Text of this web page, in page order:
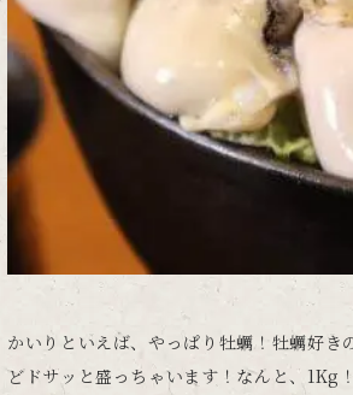
かいりといえば、やっぱり牡蠣！牡蠣好
どドサッと盛っちゃいます！なんと、1Kg